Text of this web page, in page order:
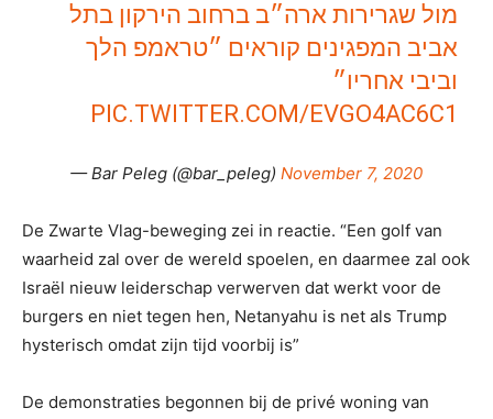
מול שגרירות ארה״ב ברחוב הירקון בתל
אביב המפגינים קוראים ״טראמפ הלך
וביבי אחריו״
PIC.TWITTER.COM/EVGO4AC6C1
— Bar Peleg (@bar_peleg) November 7, 2020
De Zwarte Vlag-beweging zei in reactie. “Een golf van
waarheid zal over de wereld spoelen, en daarmee zal ook
Israël nieuw leiderschap verwerven dat werkt voor de
burgers en niet tegen hen, Netanyahu is net als Trump
hysterisch omdat zijn tijd voorbij is”
De demonstraties begonnen bij de privé woning van